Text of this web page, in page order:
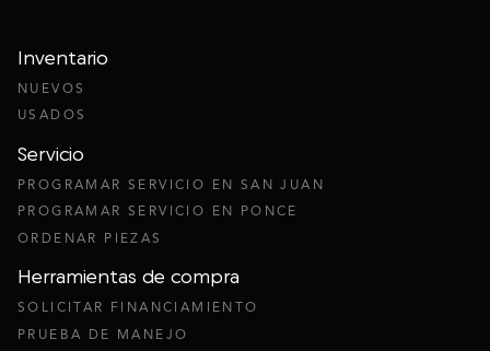
Inventario
NUEVOS
USADOS
Servicio
PROGRAMAR SERVICIO EN SAN JUAN
PROGRAMAR SERVICIO EN PONCE
ORDENAR PIEZAS
Herramientas de compra
SOLICITAR FINANCIAMIENTO
PRUEBA DE MANEJO